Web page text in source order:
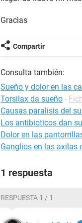
Gracias
Compartir
Consulta también:
Sueño y dolor en las
Torsilax da sueño -
Causas paralisis del
Los antibioticos dan
Dolor en las
Ganglios en las axilas
1 respuesta
RESPUESTA 1 / 1